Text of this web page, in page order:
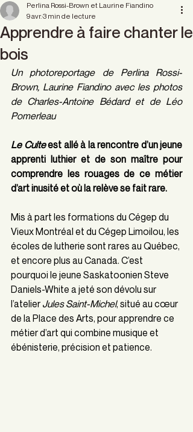
Apprendre à faire chanter le
bois
Perlina Rossi-Brown et Laurine Fiandino
9 avr.3 min de lecture
Un photoreportage de Perlina Rossi-
Brown, Laurine Fiandino avec les photos
de Charles-Antoine Bédard et de Léo
Pomerleau
Le Culte est allé à la rencontre d’un jeune
apprenti luthier et de son maître pour
comprendre les rouages de ce métier
d’art inusité et où la relève se fait rare.
Mis à part les formations du Cégep du
Vieux Montréal et du Cégep Limoilou, les
écoles de lutherie sont rares au Québec,
et encore plus au Canada. C’est
pourquoi le jeune Saskatoonien Steve
Daniels-White a jeté son dévolu sur
l’atelier Jules Saint-Michel, situé au cœur
de la Place des Arts, pour apprendre ce
métier d’art qui combine musique et
ébénisterie, précision et patience.